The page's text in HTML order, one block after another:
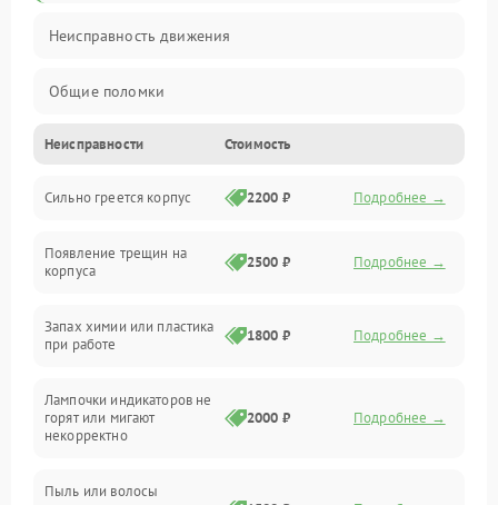
Неисправность движения
Общие поломки
Неисправность датчиков
Неисправность программного обеспечения
Проблемы с сигналом
Батарея
Неисправности Стоимость
Сильно греется корпус 2200 ₽ Подробнее →
Появление трещин на
корпуса
2500 ₽ Подробнее →
Запах химии или пластика
при работе
1800 ₽ Подробнее →
Лампочки индикаторов не
горят или мигают
некорректно
2000 ₽ Подробнее →
Пыль или волосы